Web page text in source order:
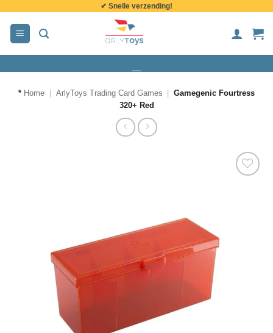
inhoud
✔ Snelle verzending!
* Home ArlyToys Trading Card Games
Gamegenic Fourtress
320+ Red